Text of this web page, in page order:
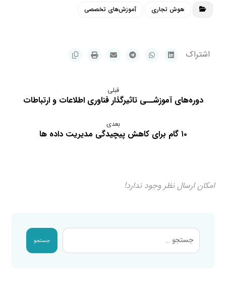
هوش تجاری آموزش‌های تخصصی
قبلی
دوره‌های آموزشــی تاثیرگذار فناوری اطلاعات و ارتباطات
بعدی
۱۰ گام برای کاهش پیچیدگی مدیریت داده ها
امکان ارسال نظر وجود ندارد!
جستجو